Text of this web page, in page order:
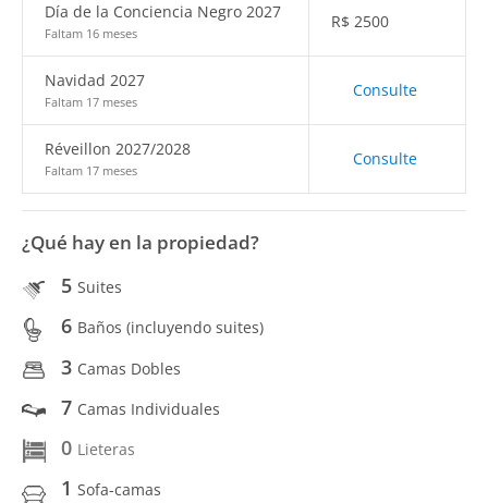
Día de la Conciencia Negro 2027
Faltam 16 meses
R$ 2500
Navidad 2027
Faltam 17 meses
Consulte
Réveillon 2027/2028
Faltam 17 meses
Consulte
¿Qué hay en la propiedad?
5 Suites
6 Baños (incluyendo suites)
3 Camas Dobles
7 Camas Individuales
0 Lieteras
1 Sofa-camas